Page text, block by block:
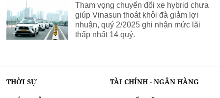
Tham vọng chuyển đổi xe hybrid chưa
giúp Vinasun thoát khỏi đà giảm lợi
nhuận, quý 2/2025 ghi nhận mức lãi
thấp nhất 14 quý.
THỜI SỰ TÀI CHÍNH - NGÂN HÀNG